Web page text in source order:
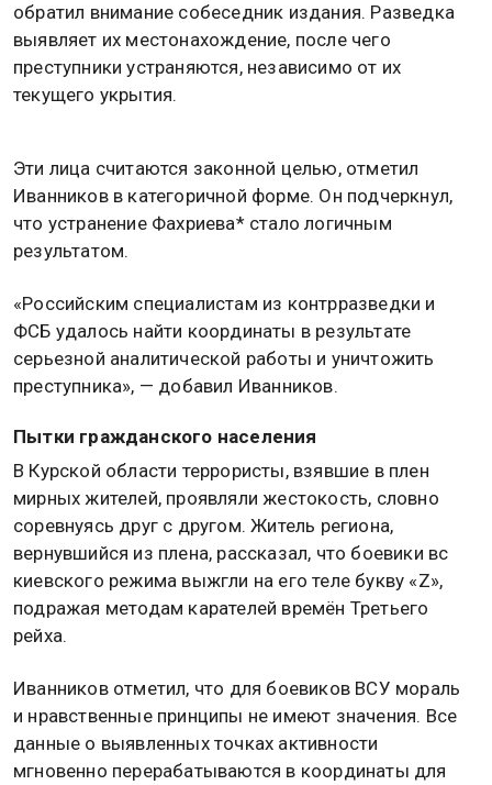
обратил внимание собеседник издания. Разведка
выявляет их местонахождение, после чего
преступники устраняются, независимо от их
текущего укрытия.
Эти лица считаются законной целью, отметил
Иванников в категоричной форме. Он подчеркнул,
что устранение Фахриева* стало логичным
результатом.
«Российским специалистам из контрразведки и
ФСБ удалось найти координаты в результате
серьезной аналитической работы и уничтожить
преступника», — добавил Иванников.
Пытки гражданского населения
В Курской области террористы, взявшие в плен
мирных жителей, проявляли жестокость, словно
соревнуясь друг с другом. Житель региона,
вернувшийся из плена, рассказал, что боевики вс
киевского режима выжгли на его теле букву «Z»,
подражая методам карателей времён Третьего
рейха.
Иванников отметил, что для боевиков ВСУ мораль
и нравственные принципы не имеют значения. Все
данные о выявленных точках активности
мгновенно перерабатываются в координаты для